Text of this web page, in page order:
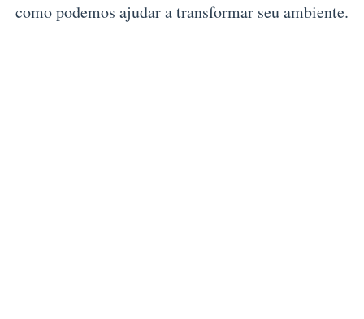
como podemos ajudar a transformar seu ambiente.